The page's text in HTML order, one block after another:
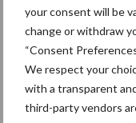
your consent will be
change or withdraw
“Consent
We respect your
with a transparent
third-party vendors
Primaire
Sidebar
Recent